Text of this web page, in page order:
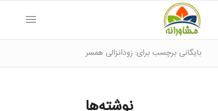
بایگانی برچسب برای: زودانزالی همسر